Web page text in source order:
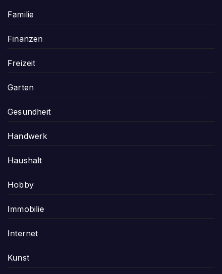
Familie
Finanzen
Freizeit
Garten
Gesundheit
Handwerk
Haushalt
Hobby
Immobilie
Internet
Kunst